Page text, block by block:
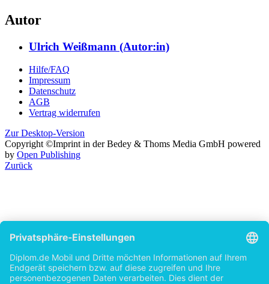
Autor
Ulrich Weißmann (Autor:in)
Hilfe/FAQ
Impressum
Datenschutz
AGB
Vertrag widerrufen
Zur Desktop-Version
Copyright ©Imprint in der Bedey & Thoms Media GmbH powered
by Open Publishing
Zurück